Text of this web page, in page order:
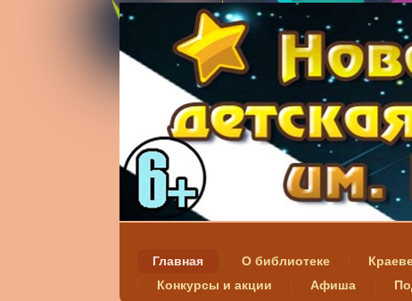
Главная О библиотеке
Конкурсы и акции
Афиша